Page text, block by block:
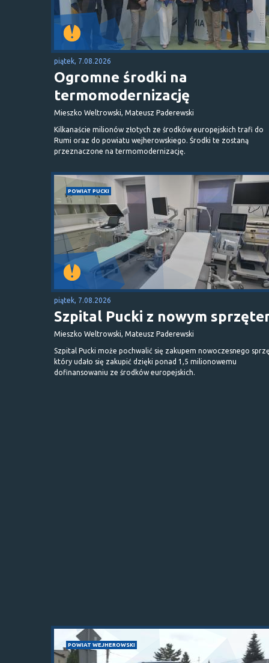
piątek, 7.08.2026
Ogromne środki na
termomodernizację
Mieszko Weltrowski, Mateusz Paderewski
Kilkanaście milionów złotych ze środków europejskich trafi do
Rumi oraz do powiatu wejherowskiego. Środki te zostaną
przeznaczone na termomodernizację.
POWIAT PUCKI
piątek, 7.08.2026
Szpital Pucki z nowym
Mieszko Weltrowski, Mateusz Paderewski
Szpital Pucki może pochwalić się zakupem nowoczesnego
który udało się zakupić dzięki ponad 1,5 milionowemu
dofinansowaniu ze środków europejskich.
POWIAT WEJHEROWSKI